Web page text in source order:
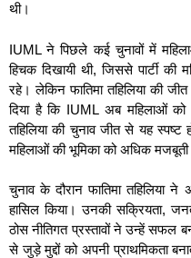
थी।
IUML ने पिछले कई चुनावों में
हिचक दिखायी थी, जिससे पार्टी की
रहे। लेकिन फातिमा तहिलिया की
दिया है कि IUML अब महिलाओं को
तहिलिया की चुनाव जीत से यह स्पष्ट
महिलाओं की भूमिका को अधिक मजबूती
चुनाव के दौरान फातिमा तहिलिया
हासिल किया। उनकी सक्रियता,
ठोस नीतिगत प्रस्तावों ने उन्हें सफल
से जुड़े मुद्दों को अपनी प्राथमिकता